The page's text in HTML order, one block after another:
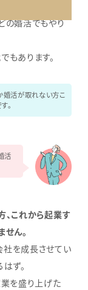
の婚活でもやり
もあります。
婚活が取れない方こ
。
活
、これから起業す
ん。
を成長させてい
ず。
業を盛り上げた